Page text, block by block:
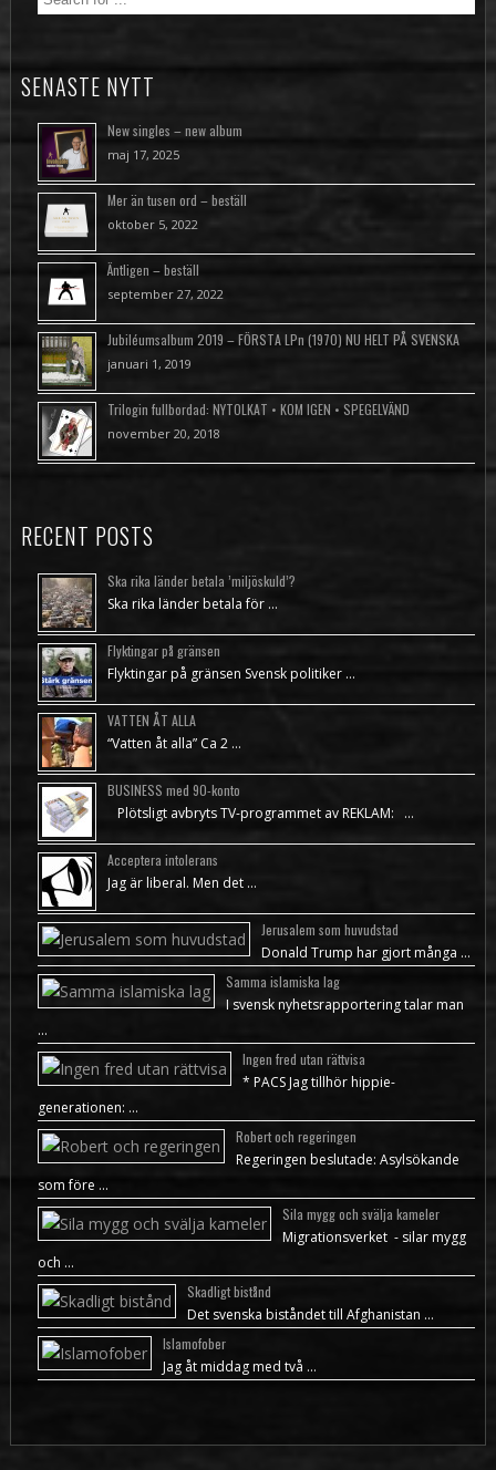
SENASTE NYTT
New singles – new album
maj 17, 2025
Mer än tusen ord – beställ
oktober 5, 2022
Äntligen – beställ
september 27, 2022
Jubiléumsalbum 2019 – FÖRSTA LPn (1970) NU HELT PÅ SVENSKA
januari 1, 2019
Trilogin fullbordad: NYTOLKAT • KOM IGEN • SPEGELVÄND
november 20, 2018
RECENT POSTS
Ska rika länder betala ’miljöskuld’?
Ska rika länder betala för …
Flyktingar på gränsen
Flyktingar på gränsen Svensk politiker …
VATTEN ÅT ALLA
“Vatten åt alla” Ca 2 …
BUSINESS med 90-konto
Plötsligt avbryts TV-programmet av REKLAM: …
Acceptera intolerans
Jag är liberal. Men det …
Jerusalem som huvudstad
Donald Trump har gjort många …
Samma islamiska lag
I svensk nyhetsrapportering talar man
…
Ingen fred utan rättvisa
* PACS Jag tillhör hippie-
generationen: …
Robert och regeringen
Regeringen beslutade: Asylsökande
som före …
Sila mygg och svälja kameler
Migrationsverket - silar mygg
och …
Skadligt bistånd
Det svenska biståndet till Afghanistan …
Islamofober
Jag åt middag med två …